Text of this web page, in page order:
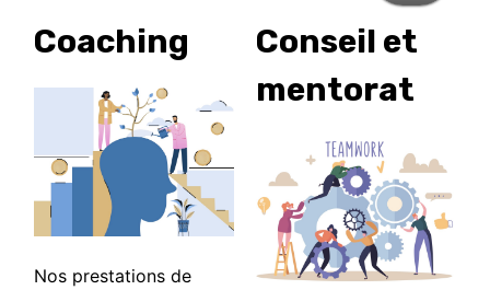
Coaching
Nos prestations de
Conseil et
mentorat